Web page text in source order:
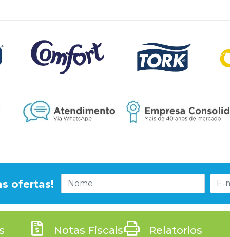
ofertas!
Notas Fiscais Relatorios